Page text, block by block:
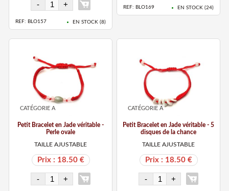
REF: BLO157 EN STOCK (8)
REF: BLO169 EN STOCK (24)
CATÉGORIE A
Petit Bracelet en Jade véritable -
Perle ovale
TAILLE AJUSTABLE
Prix : 18.50 €
CATÉGORIE A
Petit Bracelet en Jade véritable - 5
disques de la chance
TAILLE AJUSTABLE
Prix : 18.50 €